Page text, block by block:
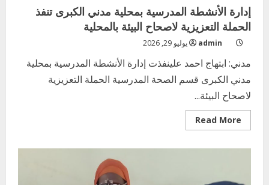
التطوير
الإداري
بوزارة
التربية
تشارك
الملتقي
الأول
الجودة
بالولايات
إدارة الأنشطة المدرسية بمحلية مدني الكبرى تنفذ
الحملة التعزيزية لاصحاح البيئة بالمحلية
admin يوليو 29, 2026
مدني: ابتهاج احمد علينفذت إدارة الأنشطة المدرسية بمحلية
مدني الكبرى قسم الصحة المدرسية الحملة التعزيزية
لاصحاح البيئة...
Read More
more